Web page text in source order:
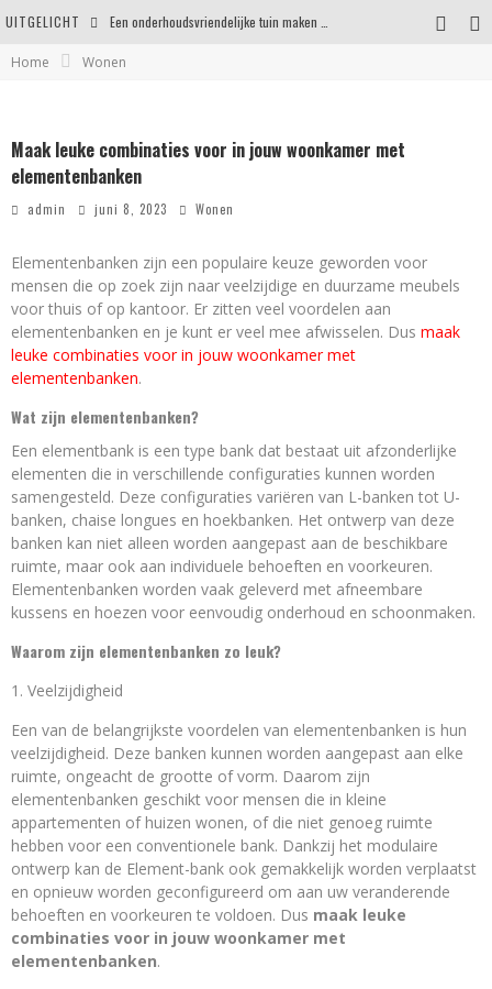
UITGELICHT
Waarom persoonlijk matrasadvies het verschil maakt
Home Wonen
Maak leuke combinaties voor in jouw woonkamer met
elementenbanken
admin juni 8, 2023 Wonen
Elementenbanken zijn een populaire keuze geworden voor
mensen die op zoek zijn naar veelzijdige en duurzame meubels
voor thuis of op kantoor. Er zitten veel voordelen aan
elementenbanken en je kunt er veel mee afwisselen. Dus maak
leuke combinaties voor in jouw woonkamer met
elementenbanken.
Wat zijn elementenbanken?
Een elementbank is een type bank dat bestaat uit afzonderlijke
elementen die in verschillende configuraties kunnen worden
samengesteld. Deze configuraties variëren van L-banken tot U-
banken, chaise longues en hoekbanken. Het ontwerp van deze
banken kan niet alleen worden aangepast aan de beschikbare
ruimte, maar ook aan individuele behoeften en voorkeuren.
Elementenbanken worden vaak geleverd met afneembare
kussens en hoezen voor eenvoudig onderhoud en schoonmaken.
Waarom zijn elementenbanken zo leuk?
Veelzijdigheid
Een van de belangrijkste voordelen van elementenbanken is hun
veelzijdigheid. Deze banken kunnen worden aangepast aan elke
ruimte, ongeacht de grootte of vorm. Daarom zijn
elementenbanken geschikt voor mensen die in kleine
appartementen of huizen wonen, of die niet genoeg ruimte
hebben voor een conventionele bank. Dankzij het modulaire
ontwerp kan de Element-bank ook gemakkelijk worden verplaatst
en opnieuw worden geconfigureerd om aan uw veranderende
behoeften en voorkeuren te voldoen. Dus maak leuke
combinaties voor in jouw woonkamer met
elementenbanken.